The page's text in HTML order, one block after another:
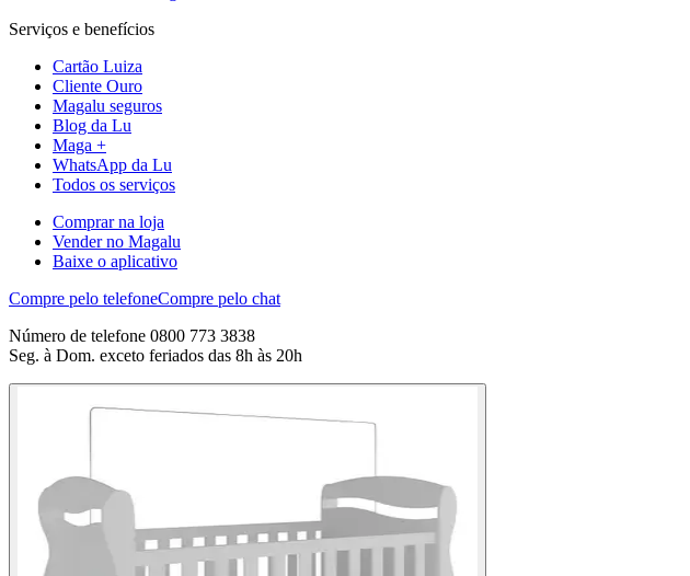
Serviços e benefícios
Cartão Luiza
Cliente Ouro
Magalu seguros
Blog da Lu
Maga +
WhatsApp da Lu
Todos os serviços
Comprar na loja
Vender no Magalu
Baixe o aplicativo
Compre pelo telefoneCompre pelo chat
Número de telefone 0800 773 3838
Seg. à Dom. exceto feriados das 8h às 20h